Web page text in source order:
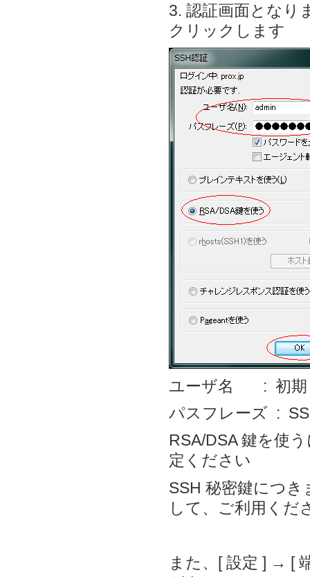
3. 認証画面となり
クリックします
ユーザ名 : 初期
パスフレーズ :
RSA/DSA 鍵を使
定ください
SSH 秘密鍵につき
して、ご利用くだ
また、[ 設定 ] → [